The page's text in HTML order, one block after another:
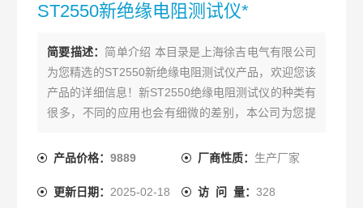
ST2550新绝缘电阻测试仪*
简要描述： 简单介绍 本目录是上海徐吉电气有限公司
为您精选的ST2550新绝缘电阻测试仪产品，欢迎您该
产品的详细信息！新ST2550绝缘电阻测试仪的种类有
很多，不同的应用也会有细微的差别，本公司为您提
产品价格：9889 厂商性质： 生产厂家
更新日期： 2025-02-18 访 问 量： 328